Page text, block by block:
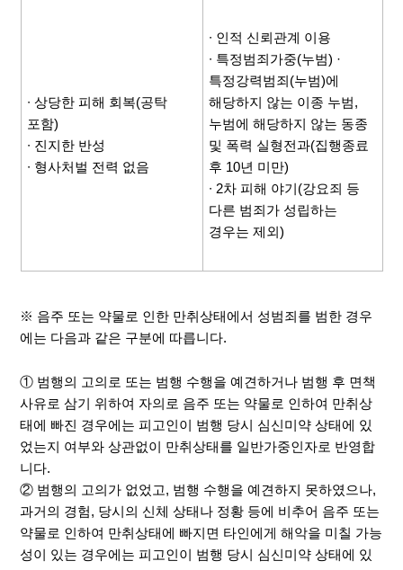
∙ 상당한 피해 회복(공탁
포함)
∙ 진지한 반성
∙ 형사처벌 전력 없음
∙ 인적 신뢰관계 이용
∙ 특정범죄가중(누범) ·
특정강력범죄(누범)에
해당하지 않는 이종 누범,
누범에 해당하지 않는 동종
및 폭력 실형전과(집행종료
후 10년 미만)
∙ 2차 피해 야기(강요죄 등
다른 범죄가 성립하는
경우는 제외)
※ 음주 또는 약물로 인한 만취상태에서 성범죄를 범한 경우
에는 다음과 같은 구분에 따릅니다.
① 범행의 고의로 또는 범행 수행을 예견하거나 범행 후 면책
사유로 삼기 위하여 자의로 음주 또는 약물로 인하여 만취상
태에 빠진 경우에는 피고인이 범행 당시 심신미약 상태에 있
었는지 여부와 상관없이 만취상태를 일반가중인자로 반영합
니다.
② 범행의 고의가 없었고, 범행 수행을 예견하지 못하였으나,
과거의 경험, 당시의 신체 상태나 정황 등에 비추어 음주 또는
약물로 인하여 만취상태에 빠지면 타인에게 해악을 미칠 가능
성이 있는 경우에는 피고인이 범행 당시 심신미약 상태에 있